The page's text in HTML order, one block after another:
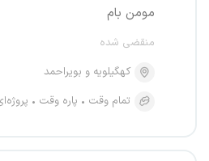
مومن بام
منقضی شده
کهگیلویه و بویراحمد
تمام وقت
پاره وقت